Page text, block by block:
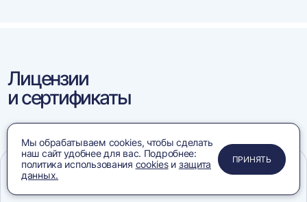
Лицензии
и сертификаты
Конвейеры:
ПРИМЕНИТЬ
ЗАКРЫТЬ
ЗАКРЫТЬ
ЗАКРЫТЬ
Мы обрабатываем cookies, чтобы сделать
наш сайт удобнее для вас. Подробнее:
политика использования cookiesи защита
данных.
ПРИНЯТЬ